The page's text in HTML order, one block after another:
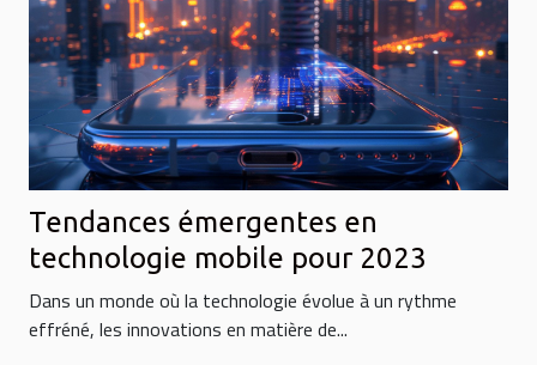
Tendances émergentes en
technologie mobile pour 2023
Dans un monde où la technologie évolue à un rythme
effréné, les innovations en matière de...